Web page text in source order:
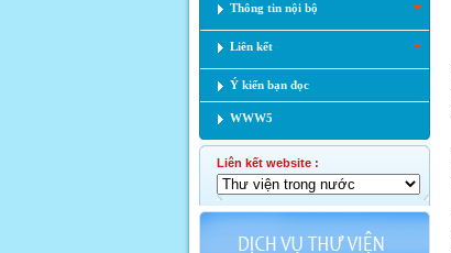
Thông tin nội bộ
Liên kết
Ý kiến bạn đọc
WWW5
Liên kết website :